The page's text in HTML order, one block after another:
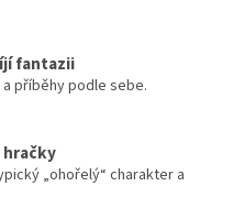
fantazii
příběhy podle sebe.
„ohořelý“ charakter a